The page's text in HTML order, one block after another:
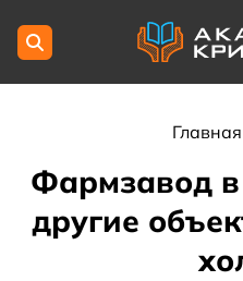
Главная
Фармзавод в
другие